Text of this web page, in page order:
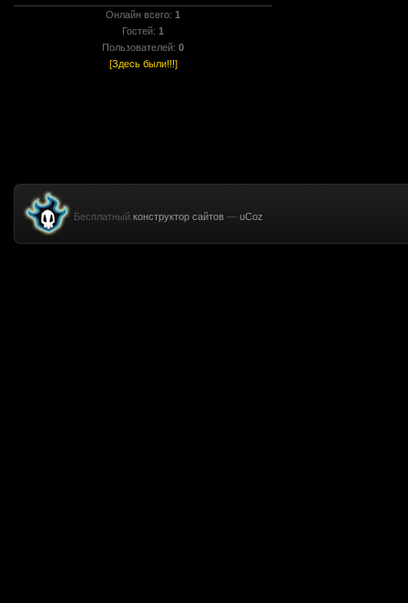
Онлайн всего: 1
Гостей: 1
Пользователей: 0
[Здесь были!!!]
Бесплатный конструктор сайтов — uCoz